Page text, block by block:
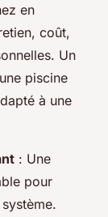
en
coût,
Un
piscine
à une
: Une
pour